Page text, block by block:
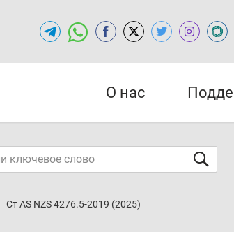
О нас
Ст AS NZS 4276.5-2019 (2025)